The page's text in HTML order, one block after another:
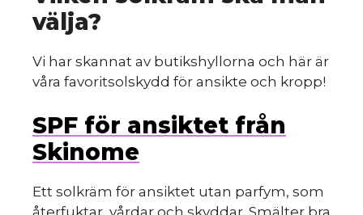
välja?
Vi har skannat av butikshyllorna och här är
våra favoritsolskydd för ansikte och kropp!
SPF för ansiktet från
Skinome
Ett solkräm för ansiktet utan parfym, som
återfuktar, vårdar och skyddar. Smälter bra